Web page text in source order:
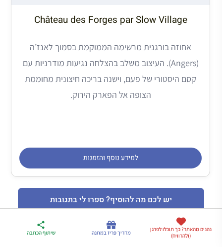
Château des Forges par Slow Village
אחוזה בורגנית מרשימה הממוקמת בסמוך לאנז’ה
(Angers). העיצוב משלב בהצלחה נגיעות מודרניות עם
קסם היסטורי של פעם, וישנה בריכה חיצונית מחוממת
הצופה אל הפארק הירוק.
למידע נוסף והזמנות
יש לכם מה להוסיף? ספרו לי בתגובות
ארגז הכלים שלי
לטיול בצרפת
מדריך פריז
במתנה
דברו
איתי בווטסאפ
נהנים מהאתר? כך תוכלו לפרגן
(ולהרוויח)
מדריך פריז במתנה שיתוף הכתבה